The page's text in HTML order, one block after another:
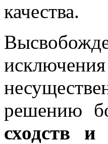
качества.
решению
сходств и